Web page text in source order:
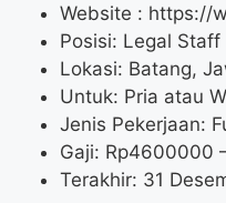
Website : https://
Posisi: Legal Staff
Lokasi: Batang,
Untuk: Pria atau
Jenis Pekerjaan:
Gaji: Rp4600000
Terakhir: 31